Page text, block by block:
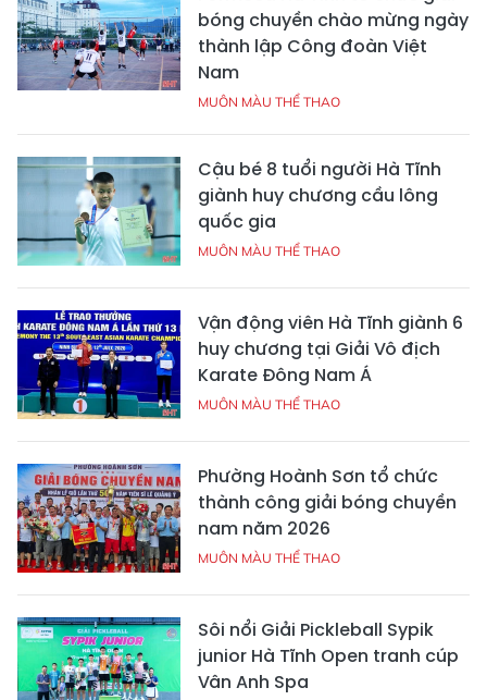
bóng chuyền chào mừng ngày
thành lập Công đoàn Việt
Nam
MUÔN MÀU THỂ THAO
Cậu bé 8 tuổi người Hà Tĩnh
giành huy chương cầu lông
quốc gia
MUÔN MÀU THỂ THAO
Vận động viên Hà Tĩnh giành 6
huy chương tại Giải Vô địch
Karate Đông Nam Á
MUÔN MÀU THỂ THAO
Phường Hoành Sơn tổ chức
thành công giải bóng chuyền
nam năm 2026
MUÔN MÀU THỂ THAO
Sôi nổi Giải Pickleball Sypik
junior Hà Tĩnh Open tranh cúp
Vân Anh Spa